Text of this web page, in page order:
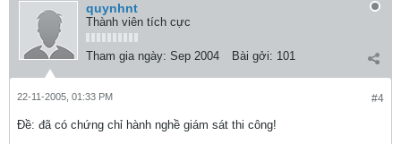
quynhnt
Thành viên tích cực
Tham gia ngày: Sep 2004 Bài gởi: 101
#4
22-11-2005, 01:33 PM
Ðề: đã có chứng chỉ hành nghề giám sát thi công!